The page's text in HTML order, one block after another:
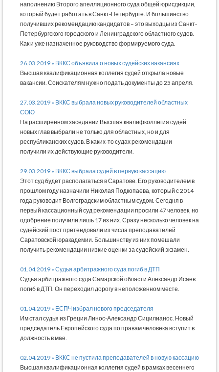
наполнению Второго апелляционного суда общей юрисдикции,
который будет работать в Санкт-Петербурге. И большинство
получивших рекомендацию кандидатов – это выходцы из Санкт-
Петербургского городского и Ленинградского областного судов.
Как и уже назначенное руководство формируемого суда.
26.03.2019 » ВККС объявила о новых судейских вакансиях
Высшая квалификационная коллегия судей открыла новые
вакансии. Соискателям нужно подать документы до 25 апреля.
27.03.2019 » ВККС выбрала новых руководителей областных
СОЮ
На расширенном заседании Высшая квалифколлегия судей
новых глав выбрали не только для областных, но и для
республиканских судов. В каких-то судах рекомендации
получили их действующие руководители.
29.03.2019 » ВККС выбрала судей в первую кассацию
Этот суд будет располагаться в Саратове. Его руководителем в
прошлом году назначили Николая Подкопаева, который с 2014
года руководит Волгоградским областным судом. Сегодня в
первый кассационный суд рекомендации просили 47 человек, но
одобрение получили лишь 17 из них. Сразу несколько человек на
судейский пост претендовали из числа преподавателей
Саратовской юракадемии. Большинству из них помешали
получить рекомендации низкие оценки за судейский экзамен.
01.04.2019 » Судья арбитражного суда погиб в ДТП
Судья арбитражного суда Самарской области Александр Исаев
погиб в ДТП. Он переходил дорогу в неположенном месте.
01.04.2019 » ЕСПЧ избрал нового председателя
Им стал судья из Греции Линос-Александр Сицилианос. Новый
председатель Европейского суда по правам человека вступит в
должность в мае.
02.04.2019 » ВККС не пустила преподавателей в новую кассацию
Высшая квалификационная коллегия судей в рамках весеннего